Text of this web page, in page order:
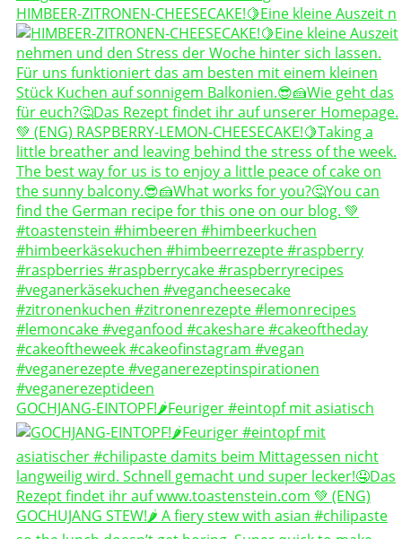
HIMBEER-ZITRONEN-CHEESECAKE!🍋Eine kleine Auszeit n
GOCHJANG-EINTOPF!🌶️Feuriger #eintopf mit asiatisch